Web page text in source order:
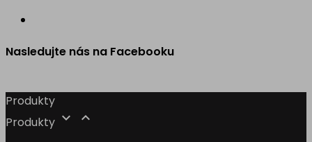
Nasledujte nás na Facebooku
Produkty
Produkty  